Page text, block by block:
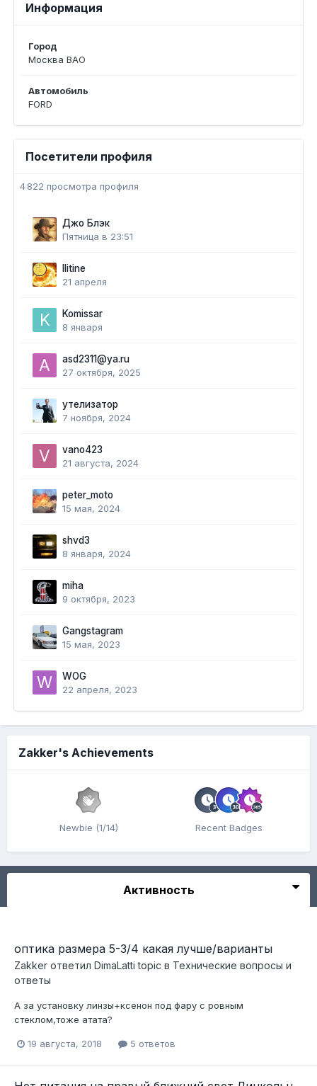
Информация
Город
Москва ВАО
Автомобиль
FORD
Посетители профиля
4 822 просмотра профиля
Джо Блэк
Пятница в 23:51
Ilitine
21 апреля
Komissar
8 января
asd2311@ya.ru
27 октября, 2025
утелизатор
7 ноября, 2024
vano423
21 августа, 2024
peter_moto
15 мая, 2024
shvd3
8 января, 2024
miha
9 октября, 2023
Gangstagram
15 мая, 2023
WOG
22 апреля, 2023
Zakker's Achievements
Newbie (1/14) Recent Badges
Активность
оптика размера 5-3/4 какая лучше/варианты
Zakker ответил DimaLatti topic в Технические вопросы и
ответы
А за установку линзы+ксенон под фару с ровным
стеклом,тоже атата?
19 августа, 2018 5 ответов